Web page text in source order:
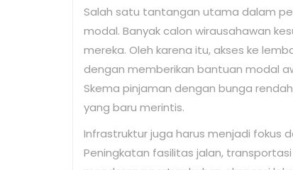
Salah satu tantangan utama dalam
modal. Banyak calon wirausahawan
mereka. Oleh karena itu, akses ke
dengan memberikan bantuan modal
Skema pinjaman dengan bunga
yang baru merintis.
Infrastruktur juga harus menjadi fokus
Peningkatan fasilitas jalan,